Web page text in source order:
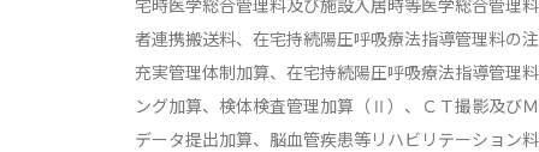
宅時医学総合管理料及び施設入居時等医学総合管理
者連携搬送料、在宅持続陽圧呼吸療法指導管理料の
充実管理体制加算、在宅持続陽圧呼吸療法指導管理
ング加算、検体検査管理加算（Ⅱ）、ＣＴ撮影及び
データ提出加算、脳血管疾患等リハビリテーション